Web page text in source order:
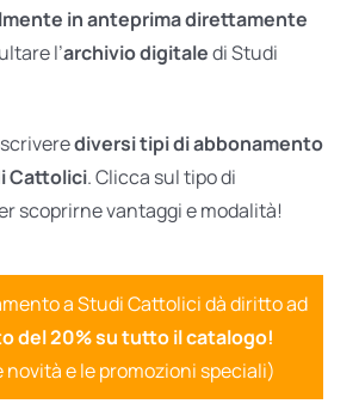
in anteprima direttamente
l’archivio digitaledi Studi
diversi tipi di abbonamento
Cattolici. Clicca sul tipo di
scoprirne vantaggi e modalità!
a Studi Cattolici dà diritto ad
del 20% su tutto il catalogo!
novità e le promozioni speciali)